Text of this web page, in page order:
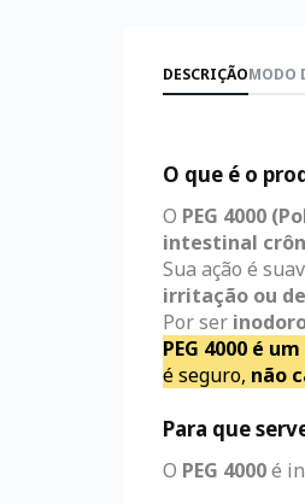
DESCRIÇÃOMODO
O que é o
O PEG 4000
intestinal
Sua ação é
irritação ou
Por ser
PEG 4000 é
é seguro, não
Para que
O PEG 4000é